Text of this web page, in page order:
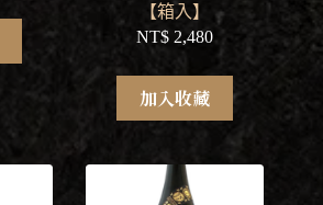
【箱入】
NT$ 2,480
加入收藏